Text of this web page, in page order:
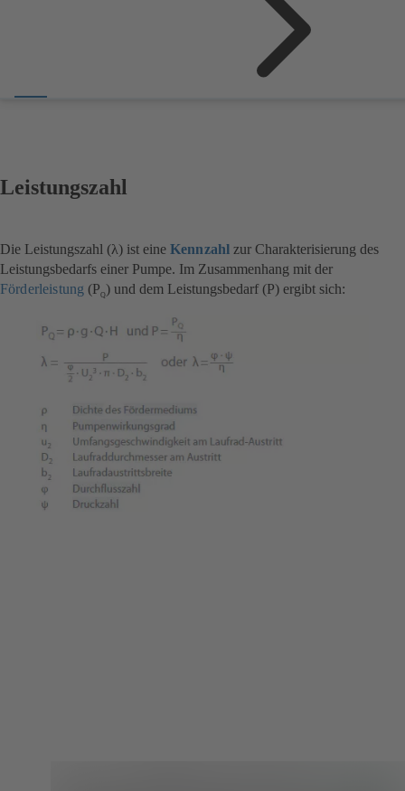
Leistungszahl
Die Leistungszahl (λ) ist eine Kennzahl zur Charakterisierung des
Leistungsbedarfs einer Pumpe. Im Zusammenhang mit der
Förderleistung (PQ) und dem Leistungsbedarf (P) ergibt sich: